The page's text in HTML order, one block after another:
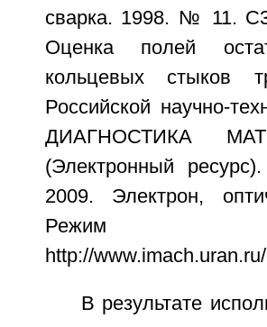
сварка. 1998. № 11.
Оценка полей
кольцевых стыков
Российской научно-
ДИАГНОСТИКА
(Электронный
2009. Электрон,
Режим
http://
В результате